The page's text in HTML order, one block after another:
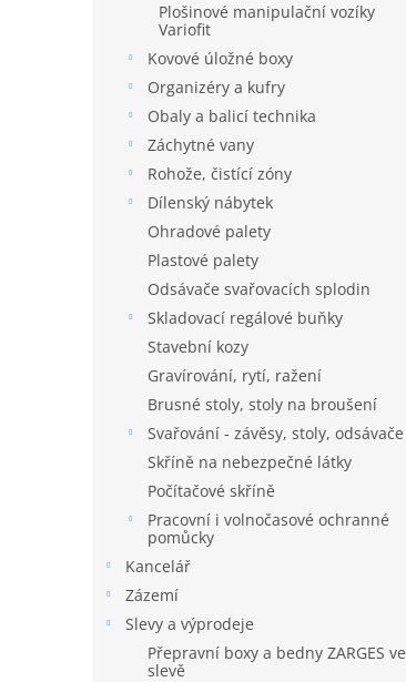
Plošinové manipulační vozíky
Variofit
Kovové úložné boxy
Organizéry a kufry
Obaly a balicí technika
Záchytné vany
Rohože, čistící zóny
Dílenský nábytek
Ohradové palety
Plastové palety
Odsávače svařovacích splodin
Skladovací regálové buňky
Stavební kozy
Gravírování, rytí, ražení
Brusné stoly, stoly na broušení
Svařování - závěsy, stoly, odsávače
Skříně na nebezpečné látky
Počítačové skříně
Pracovní i volnočasové ochranné
pomůcky
Kancelář
Zázemí
Slevy a výprodeje
Přepravní boxy a bedny ZARGES ve
slevě